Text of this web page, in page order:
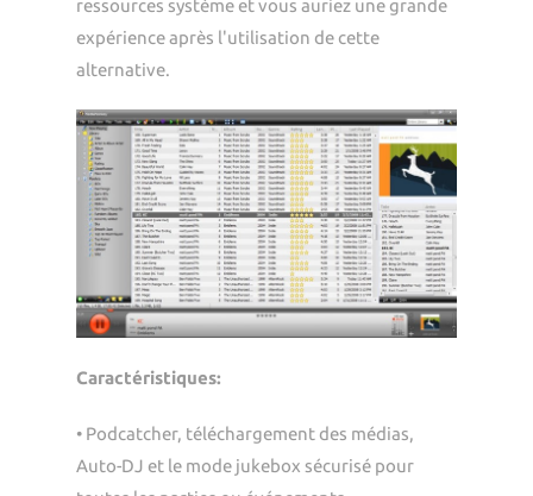
ressources système et vous auriez une grande
expérience après l'utilisation de cette
alternative.
Caractéristiques:
• Podcatcher, téléchargement des médias,
Auto-DJ et le mode jukebox sécurisé pour